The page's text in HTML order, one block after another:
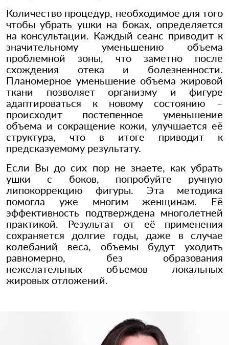
Количество процедур, необходимое для того
чтобы убрать ушки на боках, определяется
на консультации. Каждый сеанс приводит к
значительному уменьшению объема
проблемной зоны, что заметно после
схождения отека и болезненности.
Планомерное уменьшение объема жировой
ткани позволяет организму и фигуре
адаптироваться к новому состоянию –
происходит постепенное уменьшение
объема и сокращение кожи, улучшается её
структура, что в итоге приводит к
предсказуемому результату.
Если Вы до сих пор не знаете, как убрать
ушки с боков, попробуйте ручную
липокоррекцию фигуры. Эта методика
помогла уже многим женщинам. Её
эффективность подтверждена многолетней
практикой. Результат от её применения
сохраняется долгие годы, даже в случае
колебаний веса, объемы будут уходить
равномерно, без образования
нежелательных объемов локальных
жировых отложений.